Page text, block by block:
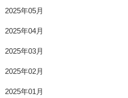
2025年05月
2025年04月
2025年03月
2025年02月
2025年01月